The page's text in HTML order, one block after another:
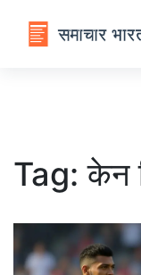
Tag: केन